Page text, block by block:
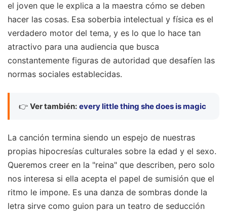
el joven que le explica a la maestra cómo se deben
hacer las cosas. Esa soberbia intelectual y física es el
verdadero motor del tema, y es lo que lo hace tan
atractivo para una audiencia que busca
constantemente figuras de autoridad que desafíen las
normas sociales establecidas.
👉 Ver también: every little thing she does is magic
La canción termina siendo un espejo de nuestras
propias hipocresías culturales sobre la edad y el sexo.
Queremos creer en la "reina" que describen, pero solo
nos interesa si ella acepta el papel de sumisión que el
ritmo le impone. Es una danza de sombras donde la
letra sirve como guion para un teatro de seducción